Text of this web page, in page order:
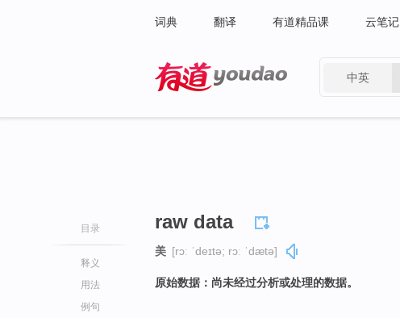
词典 翻译 有道精品课 云笔记
中英
目录
释义
用法
例句
raw data
美 [rɔː ˈdeɪtə; rɔː ˈdætə]
原始数据：尚未经过分析或处理的数据。